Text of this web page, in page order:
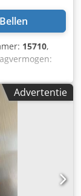
Bellen
15710,
elektrisch,
Advertentie